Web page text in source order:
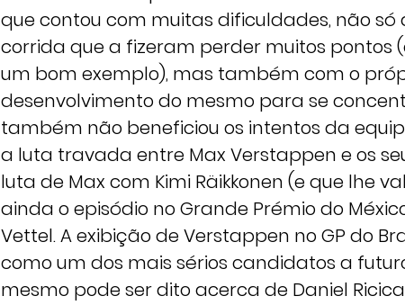
que contou com muitas dificuldades, não só
corrida que a fizeram perder muitos pontos
um bom exemplo), mas também com o
desenvolvimento do mesmo para se
também não beneficiou os intentos da
a luta travada entre Max Verstappen e os
luta de Max com Kimi Räikkonen (e que lhe
ainda o episódio no Grande Prémio do
Vettel. A exibição de Verstappen no GP do
como um dos mais sérios candidatos a
mesmo pode ser dito acerca de Daniel